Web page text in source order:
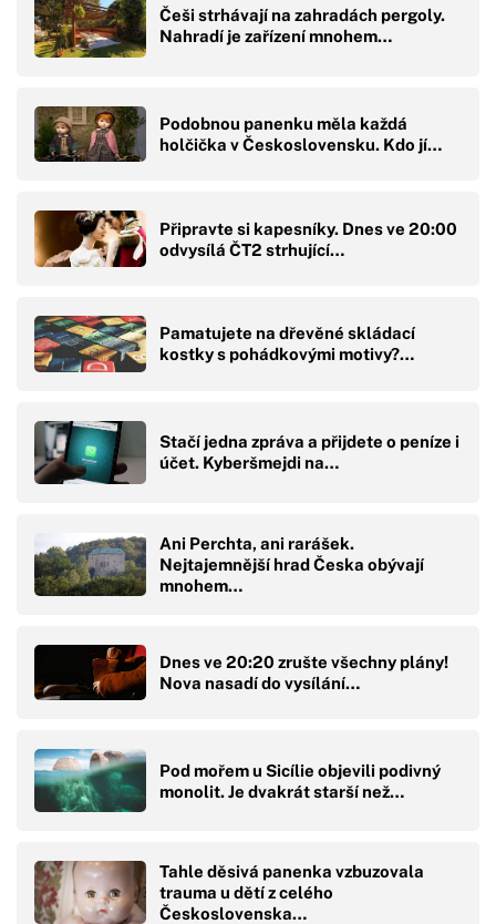
Češi strhávají na zahradách pergoly.
Nahradí je zařízení mnohem…
Podobnou panenku měla každá
holčička v Československu. Kdo jí…
Připravte si kapesníky. Dnes ve 20:00
odvysílá ČT2 strhující…
Pamatujete na dřevěné skládací
kostky s pohádkovými motivy?…
Stačí jedna zpráva a přijdete o peníze i
účet. Kyberšmejdi na…
Ani Perchta, ani rarášek.
Nejtajemnější hrad Česka obývají
mnohem…
Dnes ve 20:20 zrušte všechny plány!
Nova nasadí do vysílání…
Pod mořem u Sicílie objevili podivný
monolit. Je dvakrát starší než…
Tahle děsivá panenka vzbuzovala
trauma u dětí z celého
Československa…